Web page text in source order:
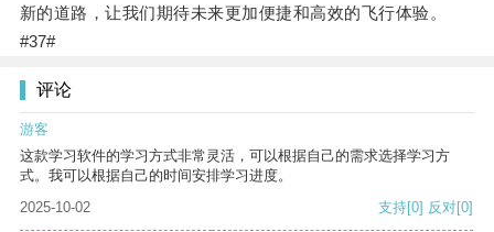
新的道路，让我们期待未来更加便捷和高效的飞行体验。
#37#
评论
游客
这款学习软件的学习方式非常灵活，可以根据自己的需求选择学习方
式。我可以根据自己的时间安排学习进度。
2025-10-02
支持[0] 反对[0]